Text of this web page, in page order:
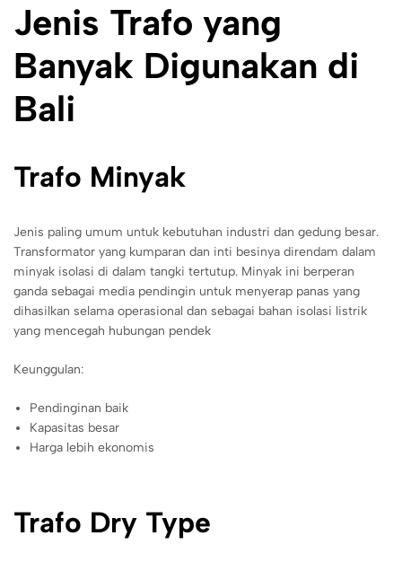
Jenis Trafo yang
Banyak Digunakan di
Bali
Trafo Minyak
Jenis paling umum untuk kebutuhan industri dan gedung besar.
Transformator yang kumparan dan inti besinya direndam dalam
minyak isolasi di dalam tangki tertutup. Minyak ini berperan
ganda sebagai media pendingin untuk menyerap panas yang
dihasilkan selama operasional dan sebagai bahan isolasi listrik
yang mencegah hubungan pendek
Keunggulan:
Pendinginan baik
Kapasitas besar
Harga lebih ekonomis
Trafo Dry Type